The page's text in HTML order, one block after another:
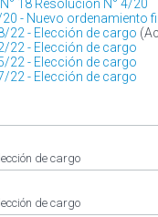
18 Resolución N° 4/20
- Nuevo ordenamiento
22 - Elección de cargo
22 - Elección de cargo
22 - Elección de cargo
22 - Elección de cargo
de cargo
de cargo